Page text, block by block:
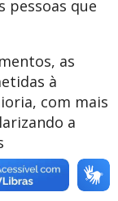
pessoas que
as
à
com mais
a
as